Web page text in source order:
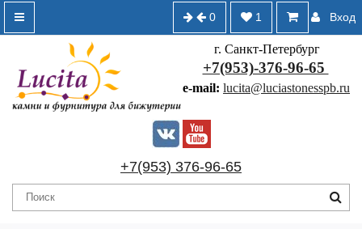
Вход
1
0
г. Санкт-Петербург
+7(953)-376-96-65
e-mail: lucita@luciastonesspb.ru
+7(953) 376-96-65